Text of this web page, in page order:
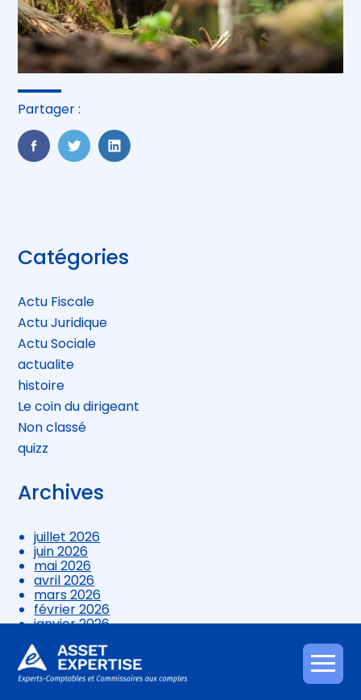
Aller
au
Partager :
FaceBook
TwitterLinkedIn
Blog
sidebar
Catégories
Actu Fiscale
Actu Juridique
Actu Sociale
actualite
histoire
Le coin du dirigeant
Non classé
quizz
Archives
juillet 2026
juin 2026
mai 2026
avril 2026
mars 2026
février 2026
janvier 2026
novembre 2025
octobre 2025
septembre 2025